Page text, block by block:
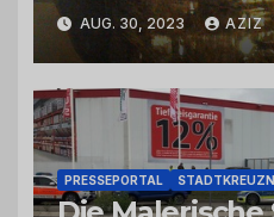
AUG. 30, 2023 AZIZ
PRESSEPORTAL